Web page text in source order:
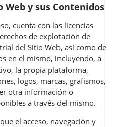
Web y sus Contenidos
cuenta con las licencias
de explotación de
del Sitio Web, así como de
en el mismo, incluyendo, a
la propia plataforma,
logos, marcas, grafismos,
otra información o
a través del mismo.
el acceso, navegación y